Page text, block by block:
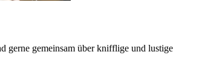
gerne gemeinsam über knifflige und lustige